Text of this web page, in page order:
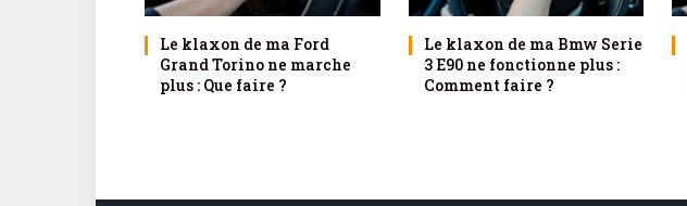
Le klaxon de ma Ford
Grand Torino ne marche
plus : Que faire ?
Le klaxon de ma Bmw Serie
3 E90 ne fonctionne plus :
Comment faire ?